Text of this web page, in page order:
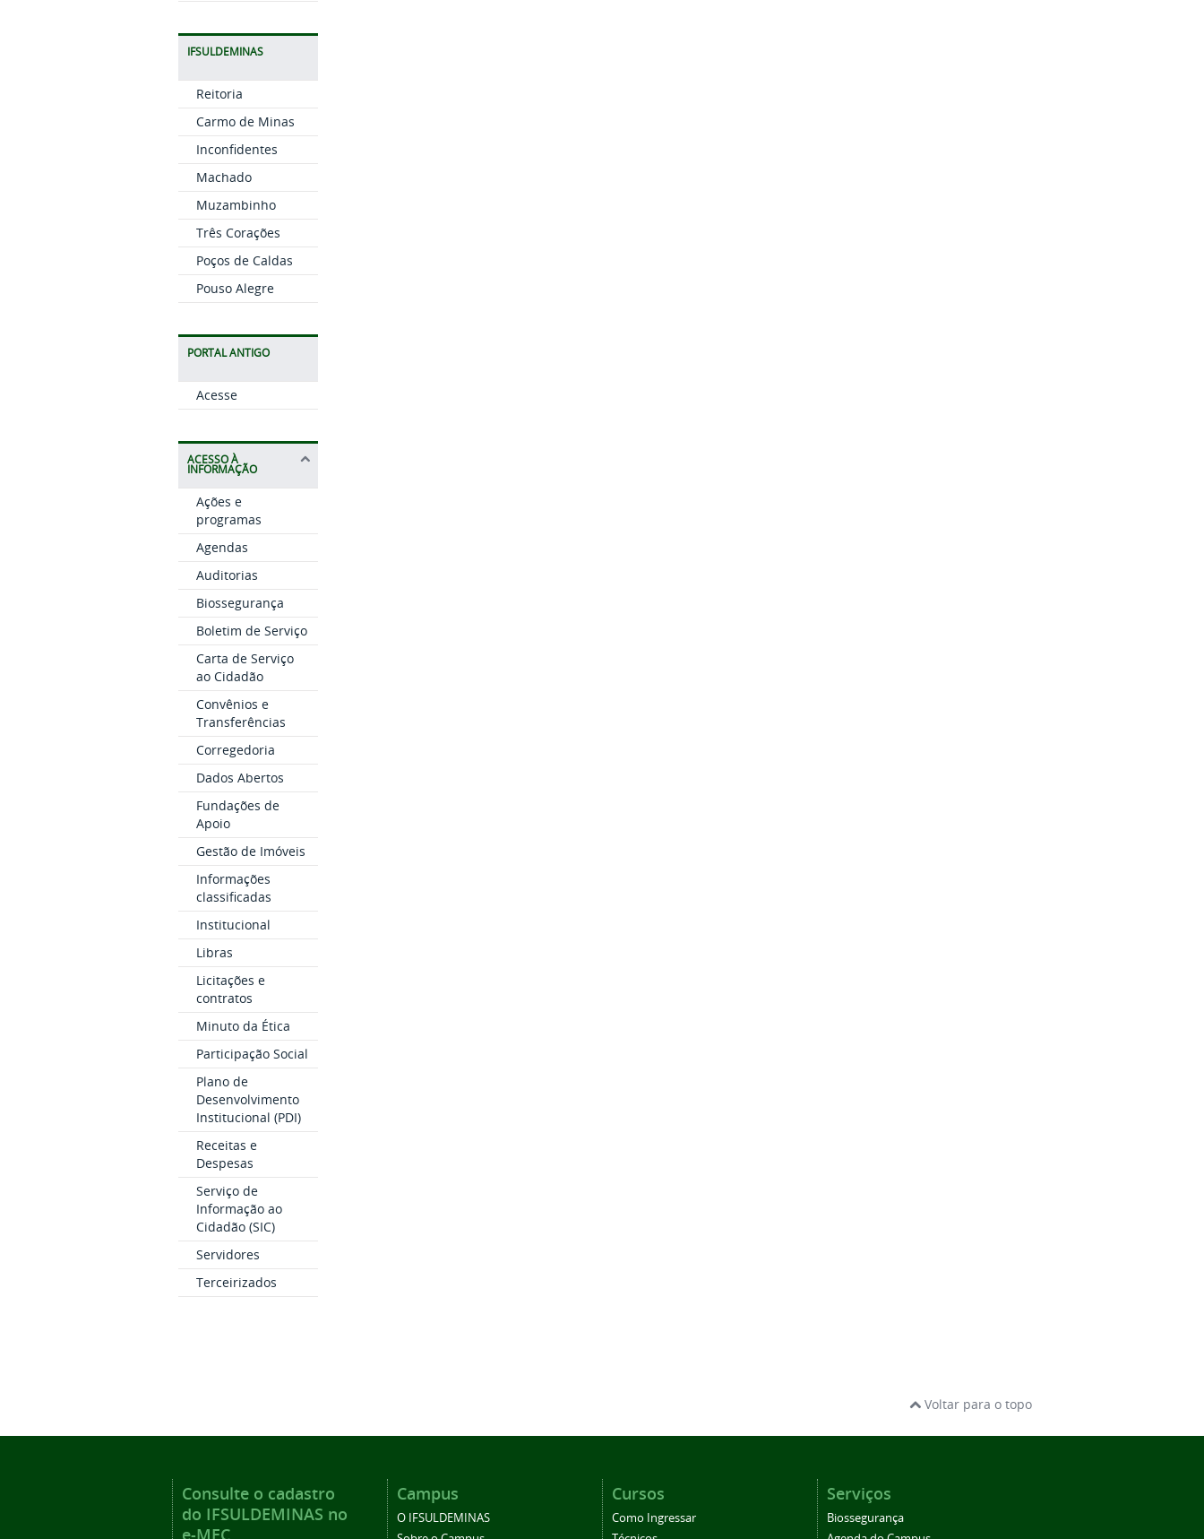
IFSULDEMINAS
Reitoria
Carmo de Minas
Inconfidentes
Machado
Muzambinho
Três Corações
Poços de Caldas
Pouso Alegre
PORTAL ANTIGO
Acesse
ACESSO À
INFORMAÇÃO
Ações e
programas
Agendas
Auditorias
Biossegurança
Boletim de Serviço
Carta de Serviço
ao Cidadão
Convênios e
Transferências
Corregedoria
Dados Abertos
Fundações de
Apoio
Gestão de Imóveis
Informações
classificadas
Institucional
Libras
Licitações e
contratos
Minuto da Ética
Participação Social
Plano de
Desenvolvimento
Institucional (PDI)
Receitas e
Despesas
Serviço de
Informação ao
Cidadão (SIC)
Servidores
Terceirizados
Voltar para o topo
Consulte o cadastro
do IFSULDEMINAS no
Campus
O IFSULDEMINAS
Cursos
Como Ingressar
Serviços
Biossegurança